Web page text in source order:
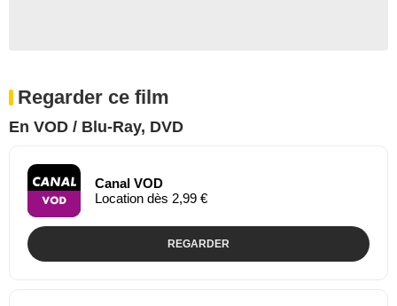
Regarder ce film
En VOD / Blu-Ray, DVD
Canal VOD
Location dès 2,99 €
REGARDER